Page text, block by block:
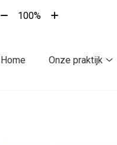
Tekst100%
Tekst
Home
Onze praktijk